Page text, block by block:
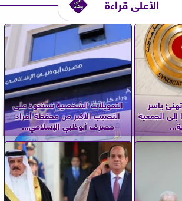
الأعلى قراءة
ياسر
الجمعية
التمويلات الشخصية تستحوذ على
النصيب الأكبر من محفظة أفراد
مصرف أبوظبي الإسلامي...